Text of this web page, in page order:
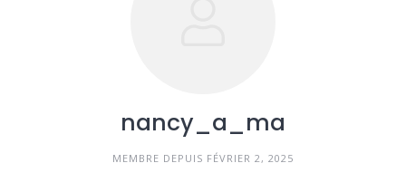
nancy_a_ma
MEMBRE DEPUIS FÉVRIER 2, 2025